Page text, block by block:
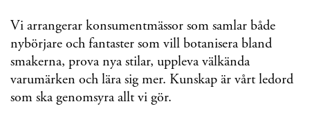
Vi arrangerar konsumentmässor som samlar både
nybörjare och fantaster som vill botanisera bland
smakerna, prova nya stilar, uppleva välkända
varumärken och lära sig mer. Kunskap är vårt ledord
som ska genomsyra allt vi gör.